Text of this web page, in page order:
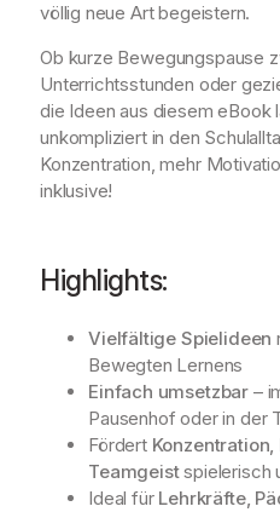
D
)
M
e
n
g
e
völlig neue Art begeistern.
Ob kurze Bewegungspause
Unterrichtsstunden oder
die Ideen aus diesem eBook
unkompliziert in den
Konzentration, mehr
inklusive!
Highlights:
Vielfältige Spielideen
Bewegten Lernens
Einfach umsetzbar –
Pausenhof oder in der
Fördert
Teamgeistspielerisch
Ideal für Lehrkräfte,